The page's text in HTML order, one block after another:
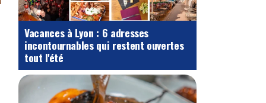
Vacances à Lyon : 6 adresses
incontournables qui restent ouvertes
tout l'été